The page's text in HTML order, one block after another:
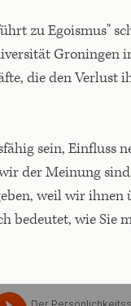
zu Egoismus"
Groningen
die den
sein, Einfluss
der Meinung
weil wir ihnen
bedeutet, wie Sie